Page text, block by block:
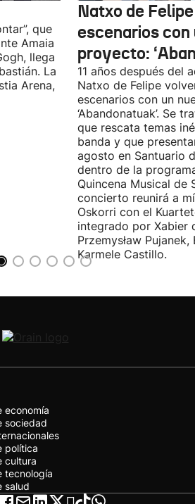
que
Amaia
llega
La
Arena,
Natxo de
escenarios con
proyecto:
11 años después del
Natxo de Felipe
escenarios con un
‘Abandonatuak’. Se
que rescata temas
banda y que
agosto en Santuario
dentro de la
Quincena Musical de
concierto reunirá a
Oskorri con el
integrado por Xabier
Przemysław
Karmele Castillo.
economía
sociedad
política
cultura
tecnología
salud